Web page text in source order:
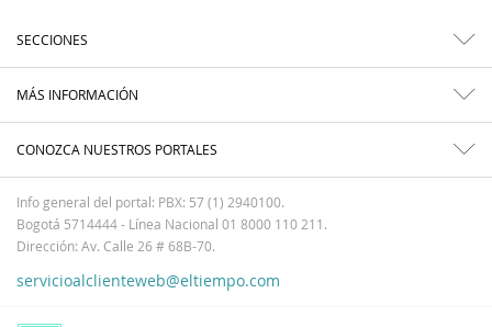
SECCIONES
MÁS INFORMACIÓN
CONOZCA NUESTROS PORTALES
Info general del portal: PBX: 57 (1) 2940100.
Bogotá 5714444 - Línea Nacional 01 8000 110 211.
Dirección: Av. Calle 26 # 68B-70.
servicioalclienteweb@eltiempo.com